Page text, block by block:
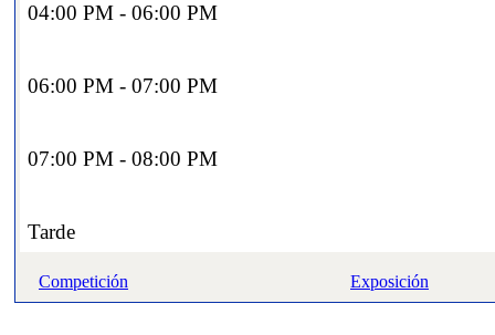
04:00 PM - 06:00 PM
06:00 PM - 07:00 PM
07:00 PM - 08:00 PM
Tarde
Competición Exposición